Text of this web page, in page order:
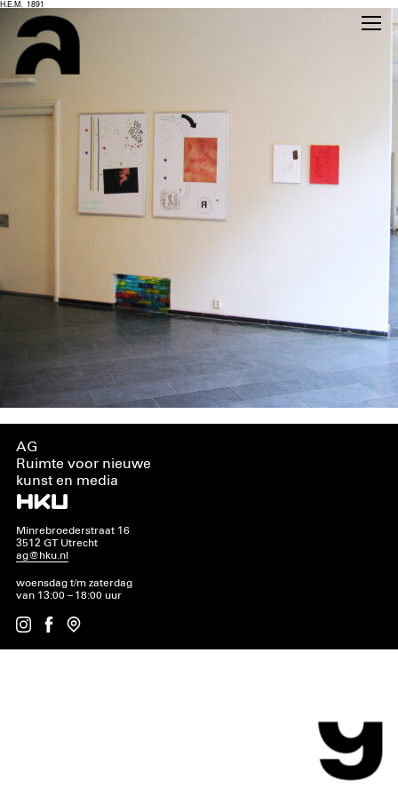
H.E.M._1891
AG
Ruimte voor nieuwe
kunst en media
Minrebroederstraat 16
3512 GT Utrecht
ag@hku.nl
woensdag t/m zaterdag
van 13:00 – 18:00 uur